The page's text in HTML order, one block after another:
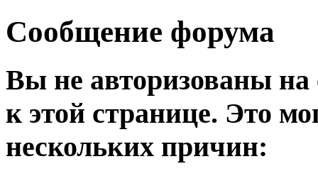
Сообщение форума
Вы не авторизованы на
к этой странице. Это
нескольких причин: